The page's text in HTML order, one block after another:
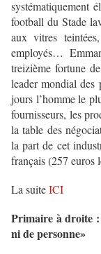
systématiquement
football du Stade
aux vitres
employés…
treizième fortune
leader mondial des
jours l’homme le
fournisseurs, les
la table des
la part de cet
français (257 euros
La suiteICI
Primaire à droite
ni de personne»